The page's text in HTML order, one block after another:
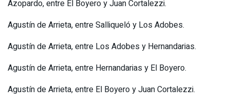
Azopardo, entre El Boyero y Juan Cortalezzi.
Agustín de Arrieta, entre Salliqueló y Los Adobes.
Agustín de Arrieta, entre Los Adobes y Hernandarias.
Agustín de Arrieta, entre Hernandarias y El Boyero.
Agustín de Arrieta, entre El Boyero y Juan Cortalezzi.